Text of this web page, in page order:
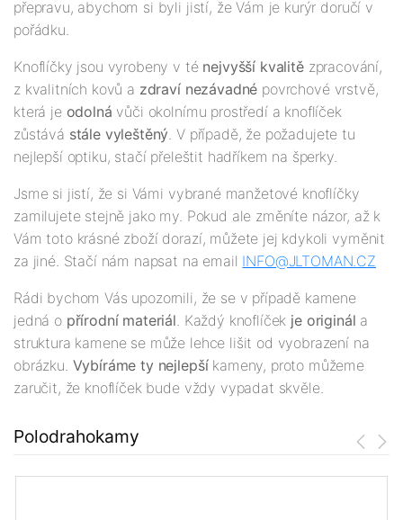
přepravu, abychom si byli jistí, že Vám je kurýr doručí v
pořádku.
Knoflíčky jsou vyrobeny v té nejvyšší kvalitězpracování,
z kvalitních kovů a zdraví nezávadné povrchové vrstvě,
která je odolná vůči okolnímu prostředí a knoflíček
zůstává stále vyleštěný. V případě, že požadujete tu
nejlepší optiku, stačí přeleštit hadříkem na šperky.
Jsme si jistí, že si Vámi vybrané manžetové knoflíčky
zamilujete stejně jako my. Pokud ale změníte názor, až k
Vám toto krásné zboží dorazí, můžete jej kdykoli vyměnit
za jiné. Stačí nám napsat na email INFO@JLTOMAN.CZ
Rádi bychom Vás upozornili, že se v případě kamene
jedná o přírodní materiál. Každý knoflíček je originál a
struktura kamene se může lehce lišit od vyobrazení na
obrázku. Vybíráme ty nejlepšíkameny, proto můžeme
zaručit, že knoflíček bude vždy vypadat skvěle.
Polodrahokamy